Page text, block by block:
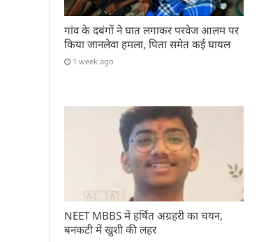
गांव के दबंगों ने घात लगाकर परवेज आलम पर
किया जानलेवा हमला, पिता समेत कई घायल
1 week ago
NEET MBBS में हर्षित अग्रहरी का चयन,
बनकटी में खुशी की लहर